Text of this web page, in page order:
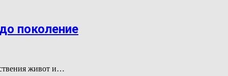
поколение
живот и…